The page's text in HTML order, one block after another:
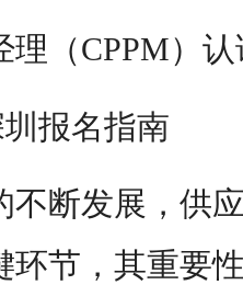
理（CPPM）
圳报名指南
不断发展，供
环节，其重要